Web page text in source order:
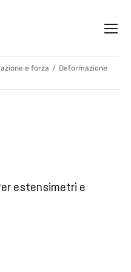
e forza
Deformazione
estensimetri e